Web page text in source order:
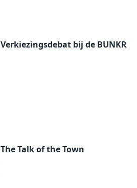
Verkiezingsdebat bij de BUNKR
The Talk of the Town